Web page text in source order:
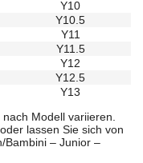
Y10
Y10.5
Y11
Y11.5
Y12
Y12.5
Y13
Modell variieren.
lassen Sie sich von
Bambini – Junior –